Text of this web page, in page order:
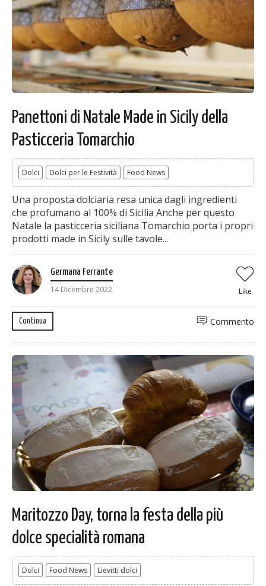
Panettoni di Natale Made in Sicily della
Pasticceria Tomarchio
Dolci Dolci per le Festività Food News
Una proposta dolciaria resa unica dagli ingredienti
che profumano al 100% di Sicilia Anche per questo
Natale la pasticceria siciliana Tomarchio porta i propri
prodotti made in Sicily sulle tavole...
Germana Ferrante
14 Dicembre 2022
Like
Continua Commento
Maritozzo Day, torna la festa della più
dolce specialità romana
Dolci Food News Lievitti dolci